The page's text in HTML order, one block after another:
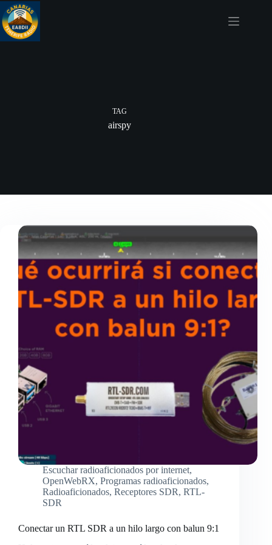
Skip
to
content
TAG
airspy
Escuchar radioaficionados por internet,
OpenWebRX, Programas radioaficionados,
Radioaficionados, Receptores SDR, RTL-
SDR
Conectar un RTL SDR a un hilo largo con balun 9:1